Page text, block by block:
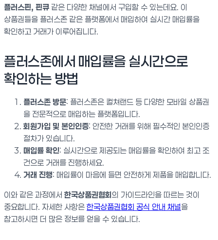
플러스핀, 핀큐 같은 다양한 채널에서 구입할 수 있는데요. 이
상품권들을 플러스존 같은 플랫폼에서 매입하여 실시간 매입률을
확인하고 거래가 이루어집니다.
플러스존에서 매입률을 실시간으로
확인하는 방법
플러스존 방문: 플러스존은 컬쳐랜드 등 다양한 모바일 상품권
을 전문적으로 매입하는 플랫폼입니다.
회원가입 및 본인인증: 안전한 거래를 위해 필수적인 본인인증
절차가 있습니다.
매입률 확인: 실시간으로 제공되는 매입률을 확인하여 최고 조
건으로 거래를 진행하세요.
거래 진행: 매입률이 마음에 들면 안전하게 제품을 매입합니다.
이와 같은 과정에서 한국상품권협회의 가이드라인을 따르는 것이
중요합니다. 자세한 사항은 한국상품권협회 공식 안내 채널을
참고하시면 더 많은 정보를 얻을 수 있습니다.